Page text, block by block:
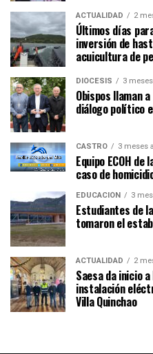
ACTUALIDAD 2
Últimos días
inversión de
acuicultura de
DIÓCESIS 3
Obispos llaman
diálogo político
CASTRO 3 meses
Equipo ECOH
caso de
EDUCACIÓN 3
Estudiantes de
tomaron el
ACTUALIDAD 2
Saesa da inicio
instalación
Villa Quinchao